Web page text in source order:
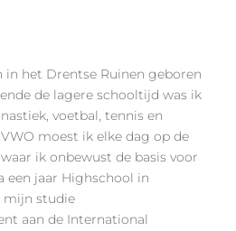
in het Drentse Ruinen geboren
de lagere schooltijd was ik
voetbal, tennis en
moest ik elke dag op de
ik onbewust de basis voor
een jaar Highschool in
mijn studie
aan de International